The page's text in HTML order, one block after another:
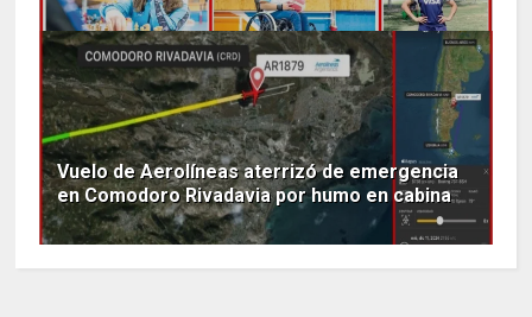
Vuelo de Aerolíneas aterrizó de emergencia
en Comodoro Rivadavia por humo en cabina